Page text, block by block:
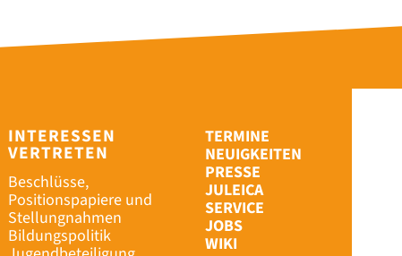
INTERESSEN
VERTRETEN
Beschlüsse,
Positionspapiere und
Stellungnahmen
Bildungspolitik
TERMINE
NEUIGKEITEN
PRESSE
JULEICA
SERVICE
JOBS
WIKI